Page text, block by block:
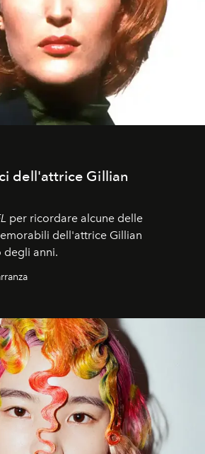
dell'attrice Gillian
per ricordare alcune delle
dell'attrice Gillian
degli anni.